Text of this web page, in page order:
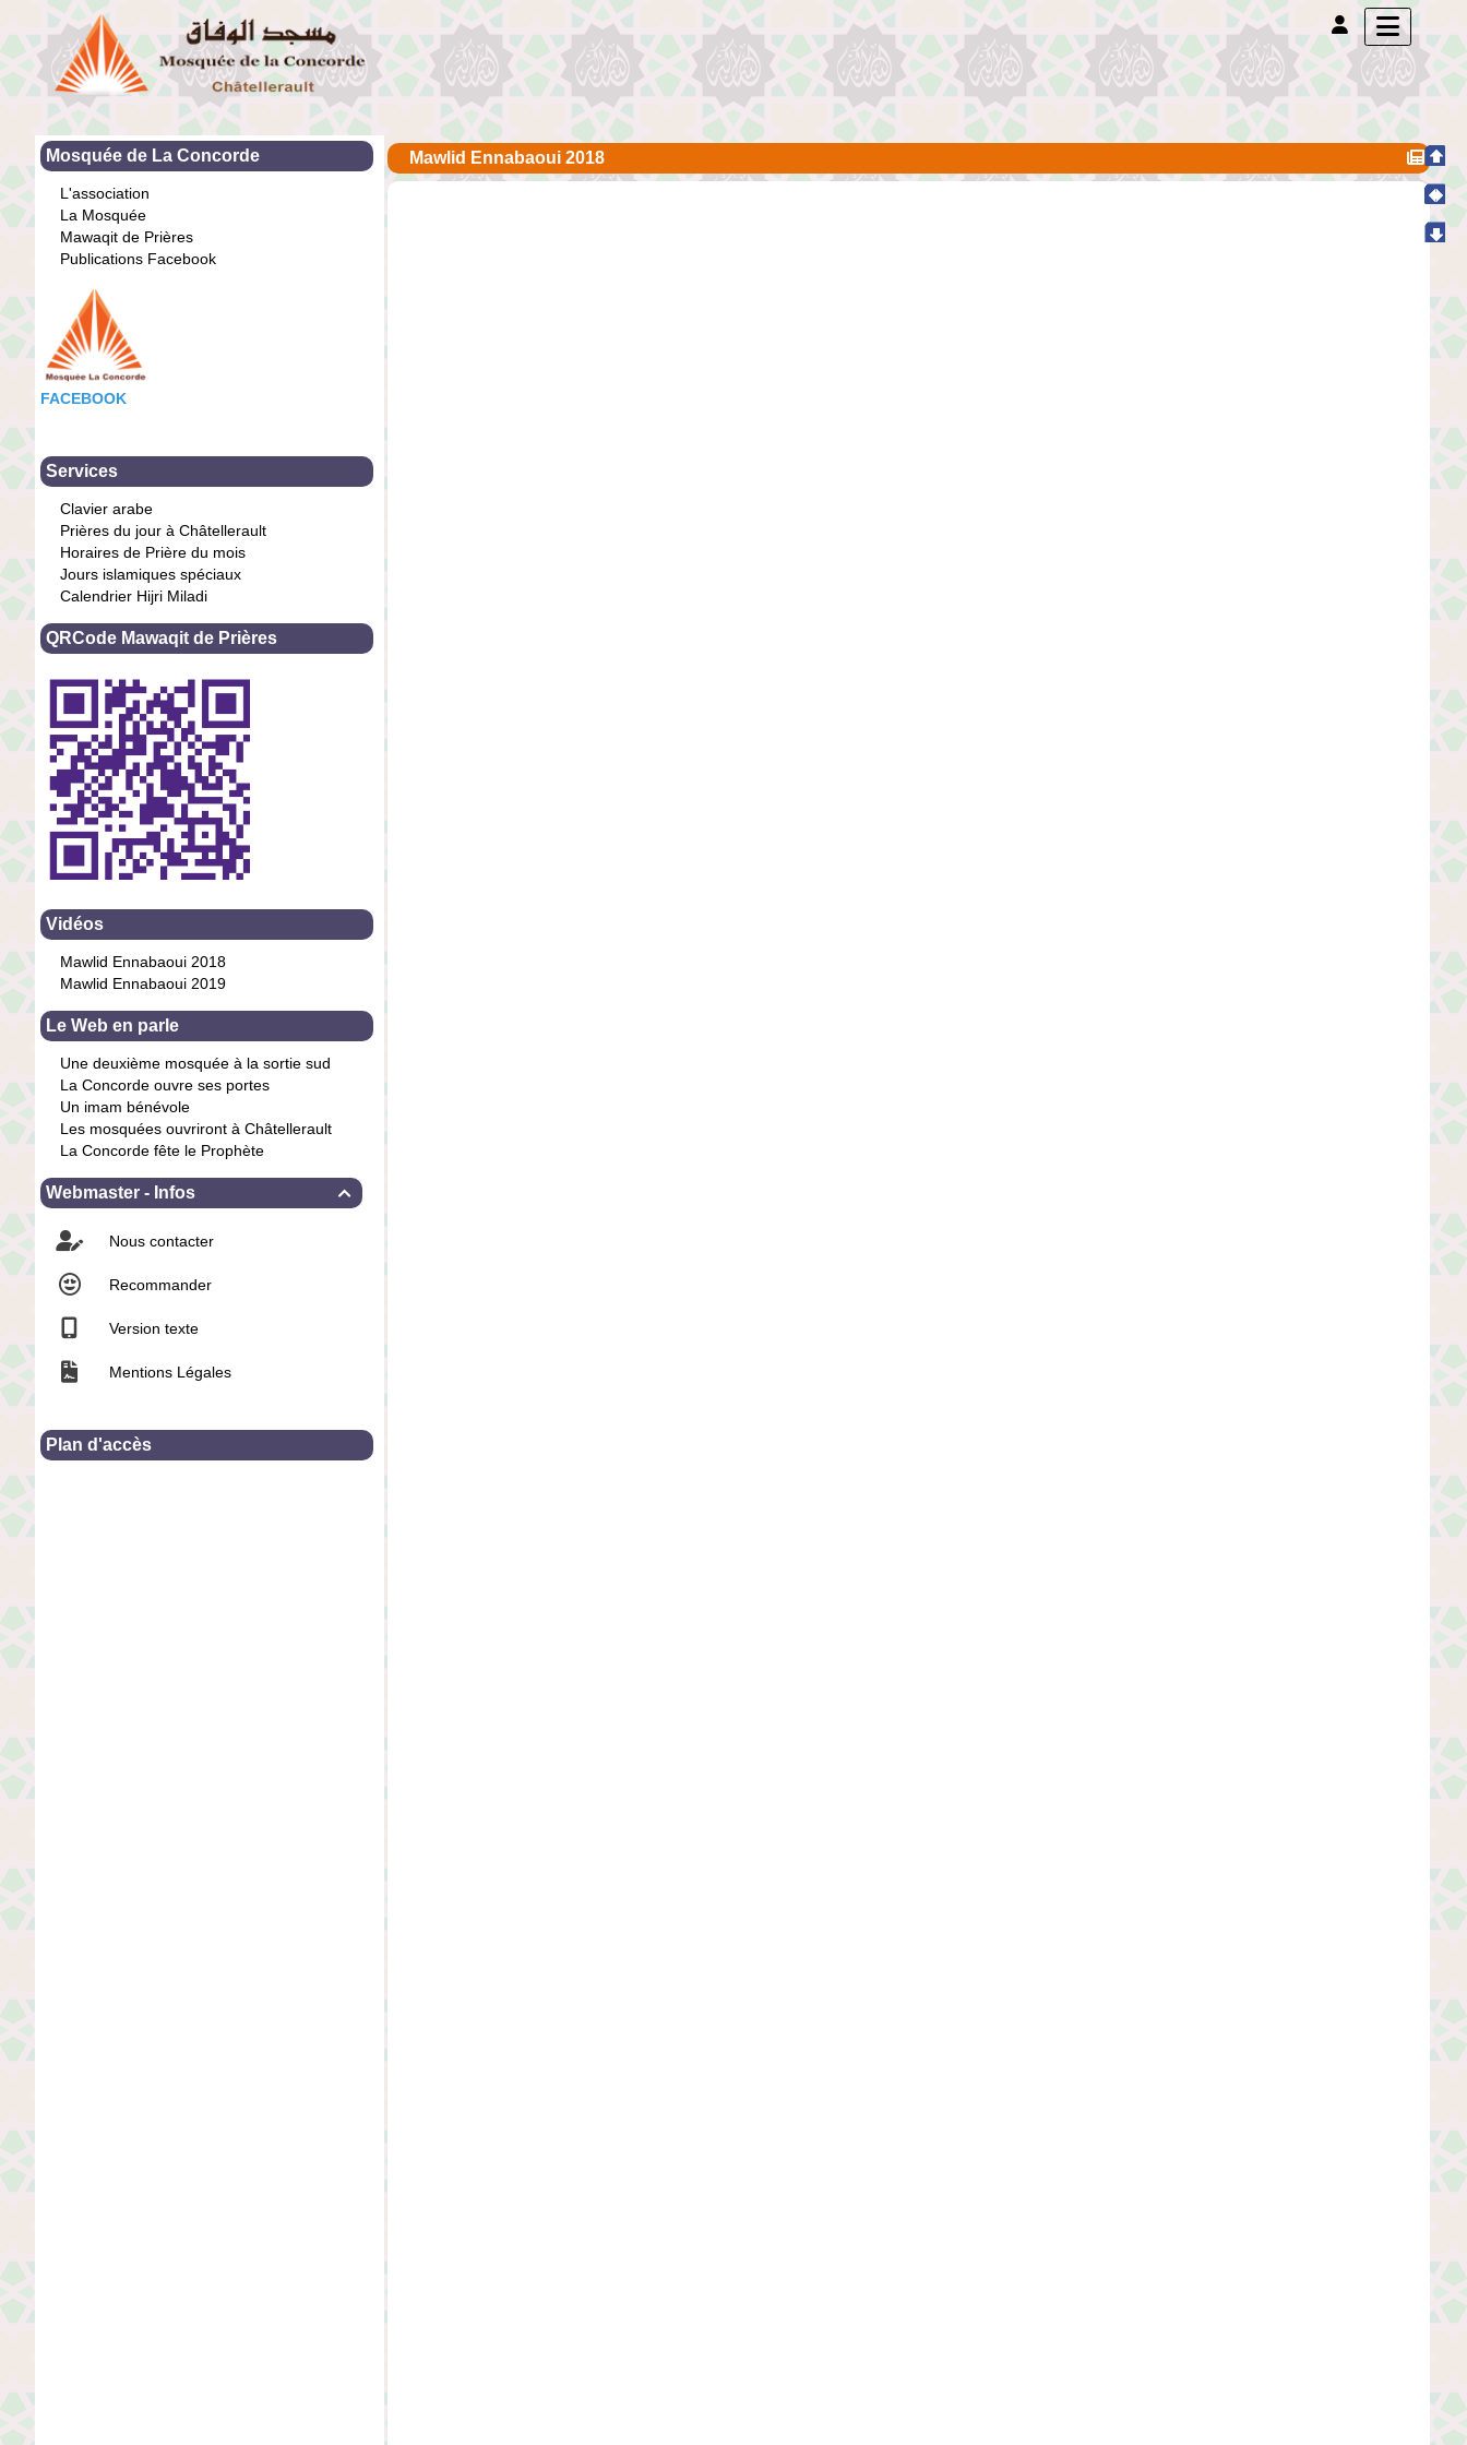
Mosquée de La Concorde
L'association
La Mosquée
Mawaqit de Prières
Publications Facebook
FACEBOOK
Services
Clavier arabe
Prières du jour à Châtellerault
Horaires de Prière du mois
Jours islamiques spéciaux
Calendrier Hijri Miladi
QRCode Mawaqit de Prières
Vidéos
Mawlid Ennabaoui 2018
Mawlid Ennabaoui 2019
Le Web en parle
Une deuxième mosquée à la sortie sud
La Concorde ouvre ses portes
Un imam bénévole
Les mosquées ouvriront à Châtellerault
La Concorde fête le Prophète

Webmaster - Infos
Nous contacter
Recommander
Version texte
Mentions Légales
Plan d'accès
Mawlid Ennabaoui 2018